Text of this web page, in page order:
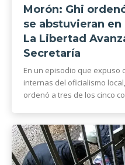
Morón: Ghi
se abstuvieran en
La Libertad
Secretaría
En un episodio que expuso
internas del oficialismo
ordenó a tres de los cinco